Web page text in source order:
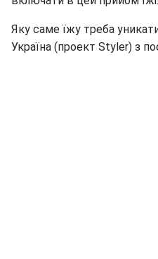
Яку саме їжу треба
Україна (проект Styler) з